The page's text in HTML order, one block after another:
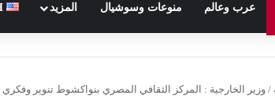
عرب وعالم منوعات وسوشيال المزيد
/ وزير الخارجية : المركز الثقافي المصري بنواكشوط تنوير وفكري